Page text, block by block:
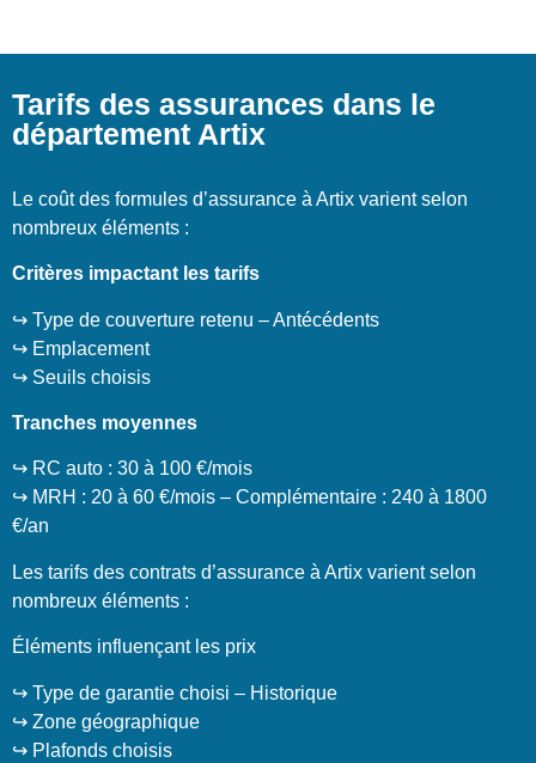
Tarifs des assurances dans le
département Artix
Le coût des formules d’assurance à Artix varient selon
nombreux éléments :
Critères impactant les tarifs
↪️ Type de couverture retenu – Antécédents
↪️ Emplacement
↪️ Seuils choisis
Tranches moyennes
↪️ RC auto : 30 à 100 €/mois
↪️ MRH : 20 à 60 €/mois – Complémentaire : 240 à 1800
€/an
Les tarifs des contrats d’assurance à Artix varient selon
nombreux éléments :
Éléments influençant les prix
↪️ Type de garantie choisi – Historique
↪️ Zone géographique
↪️ Plafonds choisis